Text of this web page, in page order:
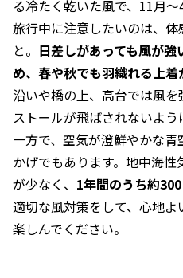
る冷たく乾いた風で、11月〜
旅行中に注意したいのは、
と。 日差しがあっても風が
め、春や秋でも羽織れる上
沿いや橋の上、高台では風
ストールが飛ばされないよう
一方で、空気が澄鮮やかな
かげでもあります。地中海
が少なく、 1年間のうち約
適切な風対策をして、心地
楽しんでください。